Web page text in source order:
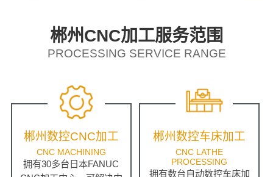
郴州CNC加工服务范围
PROCESSING SERVICE RANGE
郴州数控CNC加工
CNC MACHINING
拥有30多台日本FANUC
郴州数控车床加工
CNC LATHE
PROCESSING
拥有数台自动数控车床加